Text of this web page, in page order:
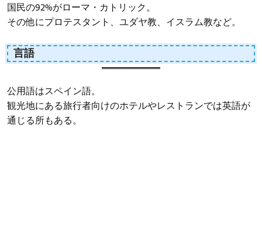
国民の92%がローマ・カトリック。
その他にプロテスタント、ユダヤ教、イスラム教など。
言語
公用語はスペイン語。
観光地にある旅行者向けのホテルやレストランでは英語が
通じる所もある。